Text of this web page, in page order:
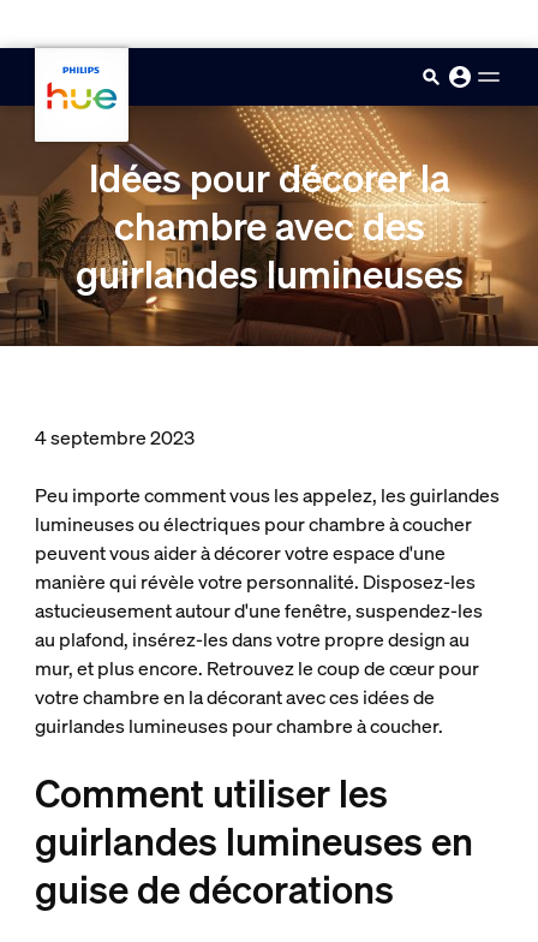
Idées pour décorer la
chambre avec des
guirlandes lumineuses
4 septembre 2023
Peu importe comment vous les appelez, les guirlandes
lumineuses ou électriques pour chambre à coucher
peuvent vous aider à décorer votre espace d'une
manière qui révèle votre personnalité. Disposez-les
astucieusement autour d'une fenêtre, suspendez-les
au plafond, insérez-les dans votre propre design au
mur, et plus encore. Retrouvez le coup de cœur pour
votre chambre en la décorant avec ces idées de
guirlandes lumineuses pour chambre à coucher.
Comment utiliser les
guirlandes lumineuses en
guise de décorations